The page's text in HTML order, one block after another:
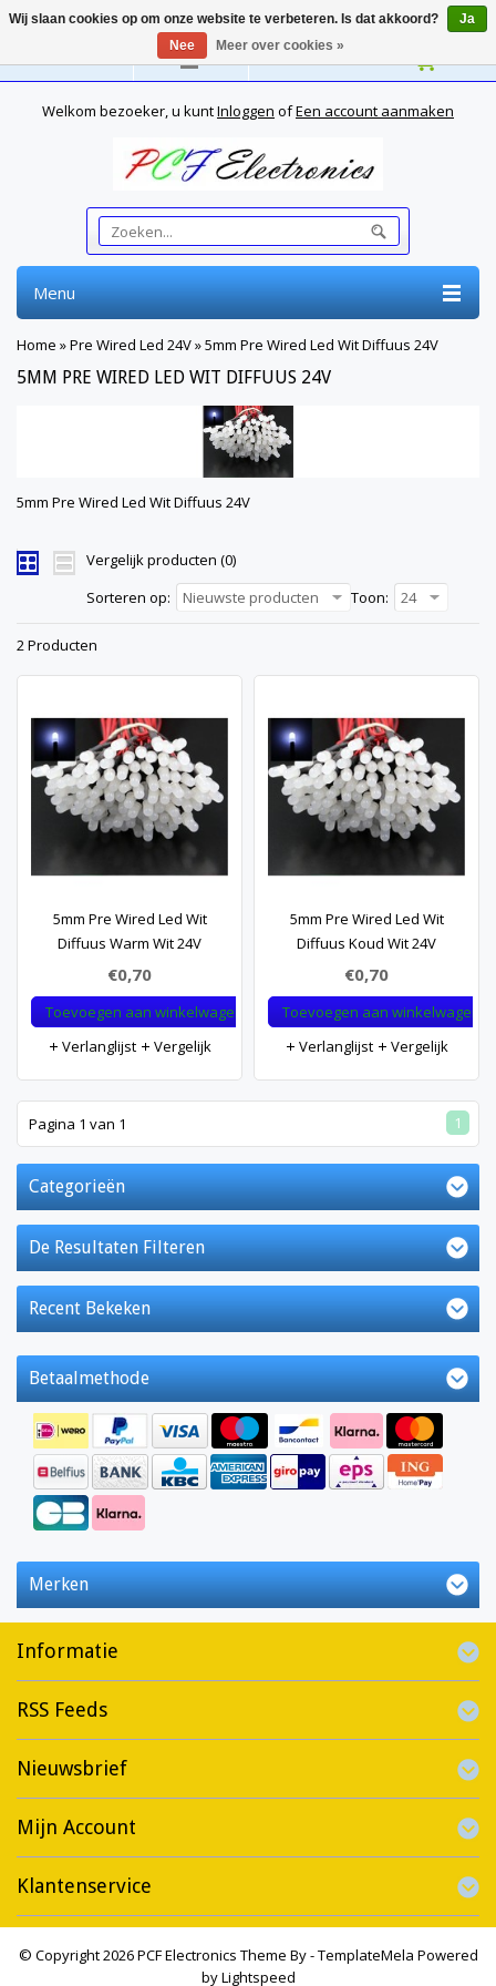
Nederlands
Welkom bezoeker, u kuntInloggen ofEen account aanmaken
Menu
Home »Pre Wired Led 24V»5mm Pre Wired Led Wit Diffuus 24V
5MM PRE WIRED LED WIT DIFFUUS 24V
5mm Pre Wired Led Wit Diffuus 24V
Vergelijk producten (0)
Sorteren op:
Nieuwste producten Toon: 24
2 Producten
5mm Pre Wired Led Wit
Diffuus Warm Wit 24V
€0,70
Toevoegen aan winkelwagen
Verlanglijst
Vergelijk
5mm Pre Wired Led Wit
Diffuus Koud Wit 24V
€0,70
Toevoegen aan winkelwagen
Verlanglijst
Vergelijk
Pagina 1 van 1 1
Categorieën
De Resultaten Filteren
Recent Bekeken
Betaalmethode
Merken
Informatie
RSS Feeds
Nieuwsbrief
Mijn Account
Klantenservice
© Copyright 2026 PCF Electronics Theme By -TemplateMela Powered
byLightspeed
Wij slaan cookies op om onze website te verbeteren. Is dat akkoord?
Ja
Nee
Meer over cookies »